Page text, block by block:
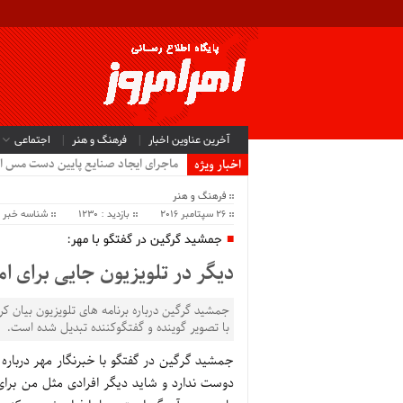
آخرین عناوین اخبار فرهنگ و هنر اجتماعی
اخبار ویژه ماجرای ایجاد صنایع پایین دست
فرهنگ و هنر
26 سپتامبر 2016
بازدید : 1230 شناسه خبر :
جمشید گرگین در گفتگو با مهر:
دیگر در تلویزیون جایی
جمشید گرگین درباره برنامه های تلویزیون
با تصویر گوینده و گفتگوکننده تبدیل شده است.
جمشید گرگین در گفتگو با خبرنگار مهر
دوست ندارد و شاید دیگر افرادی مثل من